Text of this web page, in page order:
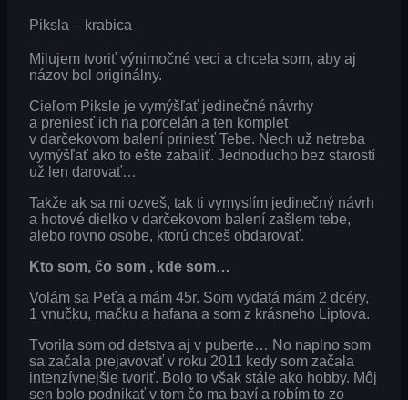
Piksla – krabica
Milujem tvoriť výnimočné veci a chcela som, aby aj
názov bol originálny.
Cieľom Piksle je vymýšľať jedinečné návrhy
a preniesť ich na porcelán a ten komplet
v darčekovom balení priniesť Tebe. Nech už netreba
vymýšľať ako to ešte zabaliť. Jednoducho bez starostí
už len darovať…
Takže ak sa mi ozveš, tak ti vymyslím jedinečný návrh
a hotové dielko v darčekovom balení zašlem tebe,
alebo rovno osobe, ktorú chceš obdarovať.
Kto som, čo som , kde som…
Volám sa Peťa a mám 45r. Som vydatá mám 2 dcéry,
1 vnučku, mačku a hafana a som z krásneho Liptova.
Tvorila som od detstva aj v puberte… No naplno som
sa začala prejavovať v roku 2011 kedy som začala
intenzívnejšie tvoriť. Bolo to však stále ako hobby. Môj
sen bolo podnikať v tom čo ma baví a robím to zo